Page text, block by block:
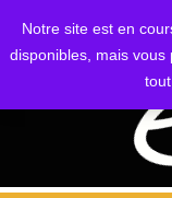
Notre site est en
disponibles, mais vous